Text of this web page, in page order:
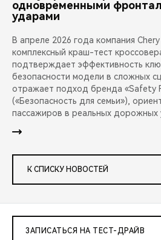
одновременными
ударами
В апреле 2026 года компания
комплексный краш-тест
подтверждает эффективность
безопасности модели в сложных
отражает подход бренда «Safety
(«Безопасность для семьи»),
пассажиров в реальных дорожных
К СПИСКУ НОВОСТЕЙ
ЗАПИСАТЬСЯ НА ТЕСТ-ДРАЙВ